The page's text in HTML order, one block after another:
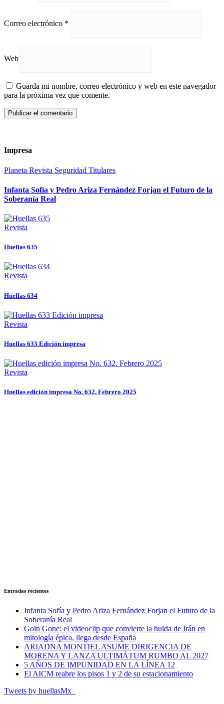
Correo electrónico *
Web
Guarda mi nombre, correo electrónico y web en este navegador
para la próxima vez que comente.
Impresa
Planeta Revista Seguridad Titulares
Infanta Sofía y Pedro Ariza Fernández Forjan el Futuro de la
Soberanía Real
Revista
Huellas 635
Revista
Huellas 634
Revista
Huellas 633 Edición impresa
Revista
Huellas edición impresa No. 632. Febrero 2025
Entradas recientes
Infanta Sofía y Pedro Ariza Fernández Forjan el Futuro de la
Soberanía Real
Goin Gone: el videoclip que convierte la huida de Irán en
mitología épica, llega desde España
ARIADNA MONTIEL ASUME DIRIGENCIA DE
MORENA Y LANZA ULTIMÁTUM RUMBO AL 2027
5 AÑOS DE IMPUNIDAD EN LA LÍNEA 12
El AICM reabre los pisos 1 y 2 de su estacionamiento
Tweets by huellasMx_